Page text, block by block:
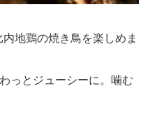
地鶏の焼き鳥を楽しめま
っとジューシーに。噛む